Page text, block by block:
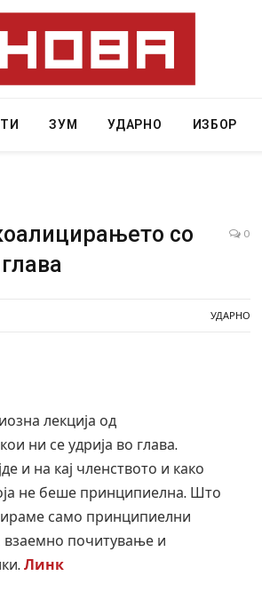
ЗУМ УДАРНО ИЗБОР
со
0
УДАРНО
лекција од
ни се удрија во глава.
и на кај членството и како
не беше принципиелна. Што
само принципиелни
взаемно почитување и
Линк
Горат Парос, Андрос, Калимнос, Крит, …